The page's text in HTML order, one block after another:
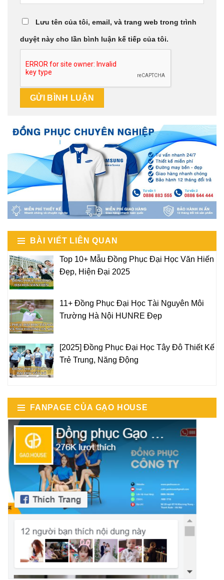
Lưu tên của tôi, email, và trang web trong trình
duyệt này cho lần bình luận kế tiếp của tôi.
BÀI VIẾT LIÊN QUAN
Top 10+ Mẫu Đồng Phục Đại Học Văn Hiến
Đẹp, Hiện Đại 2025
11+ Đồng Phục Đại Học Tài Nguyên Môi
Trường Hà Nội HUNRE Đẹp
[2025] Đồng Phục Đại Học Tây Đô Thiết Kế
Trẻ Trung, Năng Động
FANPAGE CỦA GẠO HOUSE